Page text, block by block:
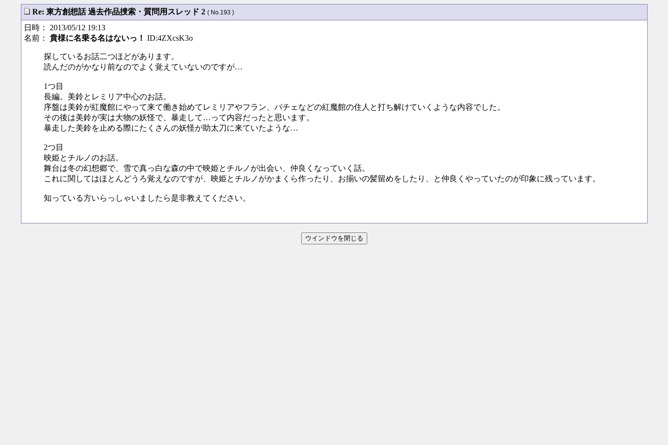
Re: 東方創想話 過去作品捜索・質問用スレッド 2 ( No.193 )
日時： 2013/05/12 19:13
名前： 貴様に名乗る名はないっ！ ID:4ZXcsK3o
探しているお話二つほどがあります。
読んだのがかなり前なのでよく覚えていないのですが…
1つ目
長編。美鈴とレミリア中心のお話。
序盤は美鈴が紅魔館にやって来て働き始めてレミリアやフラン、パチェなどの紅魔館の住人と打ち解けていくような内容でした。
その後は美鈴が実は大物の妖怪で、暴走して…って内容だったと思います。
暴走した美鈴を止める際にたくさんの妖怪が助太刀に来ていたような…
2つ目
映姫とチルノのお話。
舞台は冬の幻想郷で、雪で真っ白な森の中で映姫とチルノが出会い、仲良くなっていく話。
これに関してはほとんどうろ覚えなのですが、映姫とチルノがかまくら作ったり、お揃いの髪留めをしたり、と仲良くやっていたのが印象に残っています。
知っている方いらっしゃいましたら是非教えてください。